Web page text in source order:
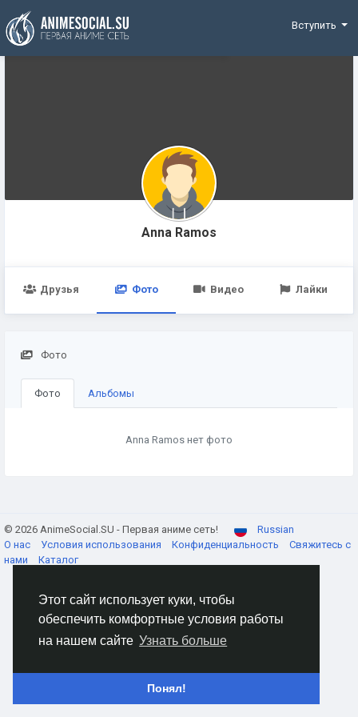
Этот сайт использует куки, чтобы
обеспечить комфортные условия работы
на нашем сайте Узнать больше
Понял!
Funding
Вступить
Anna Ramos
Друзья Фото Видео Лайки
Фото
Фото Альбомы
Anna Ramos нет фото
© 2026 AnimeSocial.SU - Первая аниме сеть!
Russian
О нас
Условия использования Конфиденциальность
Свяжитесь с
нами
Каталог